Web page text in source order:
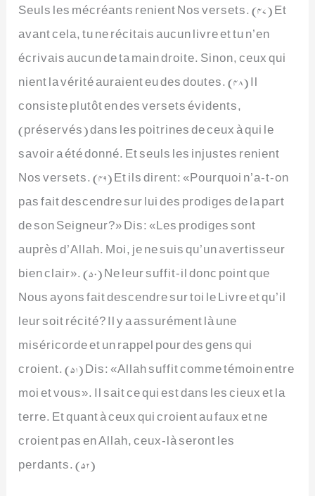
Seuls les mécréants renient Nos versets. (47) Et
avant cela, tu ne récitais aucun livre et tu n’en
écrivais aucun de ta main droite. Sinon, ceux qui
nient la vérité auraient eu des doutes. (48) Il
consiste plutôt en des versets évidents,
(préservés) dans les poitrines de ceux à qui le
savoir a été donné. Et seuls les injustes renient
Nos versets. (49) Et ils dirent: «Pourquoi n’a-t-on
pas fait descendre sur lui des prodiges de la part
de son Seigneur?» Dis: «Les prodiges sont
auprès d’Allah. Moi, je ne suis qu’un avertisseur
bien clair». (50) Ne leur suffit-il donc point que
Nous ayons fait descendre sur toi le Livre et qu’il
leur soit récité? Il y a assurément là une
miséricorde et un rappel pour des gens qui
croient. (51) Dis: «Allah suffit comme témoin entre
moi et vous». Il sait ce qui est dans les cieux et la
terre. Et quant à ceux qui croient au faux et ne
croient pas en Allah, ceux-là seront les
perdants. (52)